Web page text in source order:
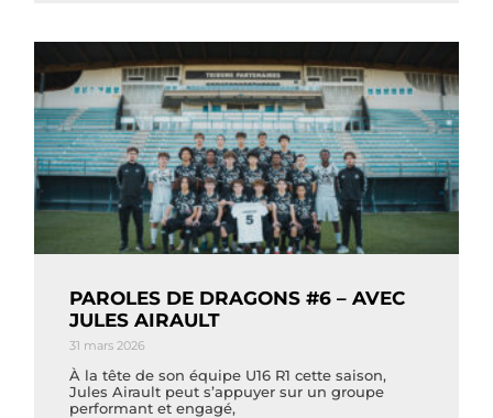
PAROLES DE DRAGONS #6 – AVEC
JULES AIRAULT
31 mars 2026
À la tête de son équipe U16 R1 cette saison,
Jules Airault peut s’appuyer sur un groupe
performant et engagé,